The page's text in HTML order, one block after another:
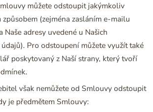
můžete odstoupit jakýmkoliv
(zejména zasláním e-mailu
Naše adresy uvedené u Našich
Pro odstoupení můžete využít také
poskytovaný z Naší strany, který tvoří
však nemůžete od Smlouvy odstoupit
je předmětem Smlouvy: